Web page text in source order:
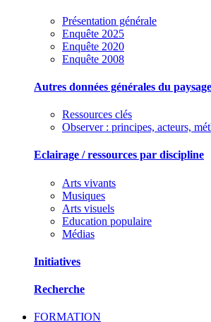
Présentation générale
Enquête 2025
Enquête 2020
Enquête 2008
Autres données générales du paysage
Ressources clés
Observer : principes, acteurs,
Eclairage / ressources par discipline
Arts vivants
Musiques
Arts visuels
Education populaire
Médias
Initiatives
Recherche
FORMATION